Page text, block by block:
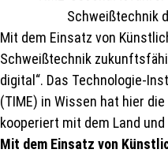
Mit dem Einsatz von
Schweißtechnik
digital“. Das Technologie-
(TIME) in Wissen hat hier
kooperiert mit dem Land und
Mit dem Einsatz von